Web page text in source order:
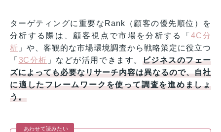
ターゲティングに重要なRank（顧客の優先順位）を
分析する際は、顧客視点で市場を分析する「4C分
析 」や、客観的な市場環境調査から戦略策定に役立つ
「 3C分析 」などが活用できます。 ビジネスのフェー
ズによっても必要なリサーチ内容は異なるので、自社
に適したフレームワークを使って調査を進めましょ
う。
あわせて読みたい